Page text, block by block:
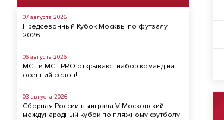
07 августа 2026
Предсезонный Кубок Москвы по футзалу
2026
06 августа 2026
MCL и MCL PRO открывают набор команд на
осенний сезон!
03 августа 2026
Сборная России выиграла V Московский
международный кубок по пляжному футболу